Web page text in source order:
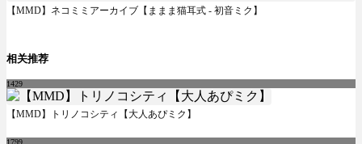
【MMD】ネコミミアーカイブ【ままま猫耳式 - 初音ミク】
相关推荐
1429
【MMD】トリノコシティ【大人あぴミク】
1799